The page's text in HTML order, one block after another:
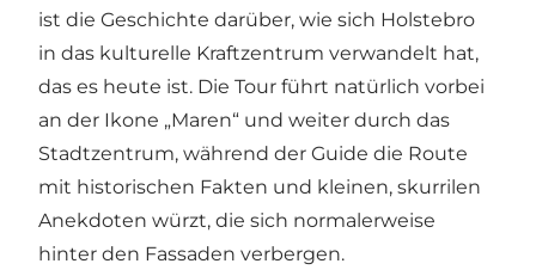
ist die Geschichte darüber, wie sich Holstebro
in das kulturelle Kraftzentrum verwandelt hat,
das es heute ist. Die Tour führt natürlich vorbei
an der Ikone „Maren“ und weiter durch das
Stadtzentrum, während der Guide die Route
mit historischen Fakten und kleinen, skurrilen
Anekdoten würzt, die sich normalerweise
hinter den Fassaden verbergen.